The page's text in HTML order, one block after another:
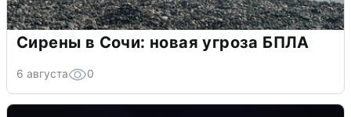
Сирены в Сочи: новая угроза БПЛА
6 августа 0